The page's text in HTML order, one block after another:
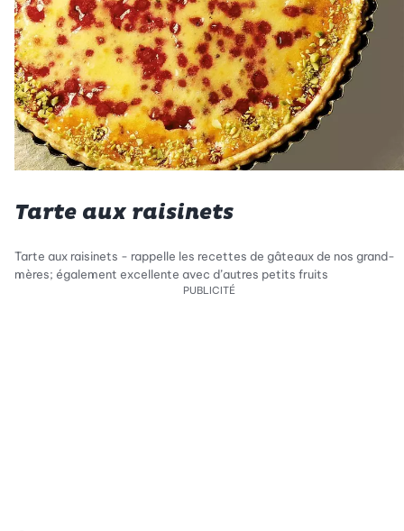
Tarte aux raisinets
Tarte aux raisinets - rappelle les recettes de gâteaux de nos grand-
mères; également excellente avec d’autres petits fruits
PUBLICITÉ